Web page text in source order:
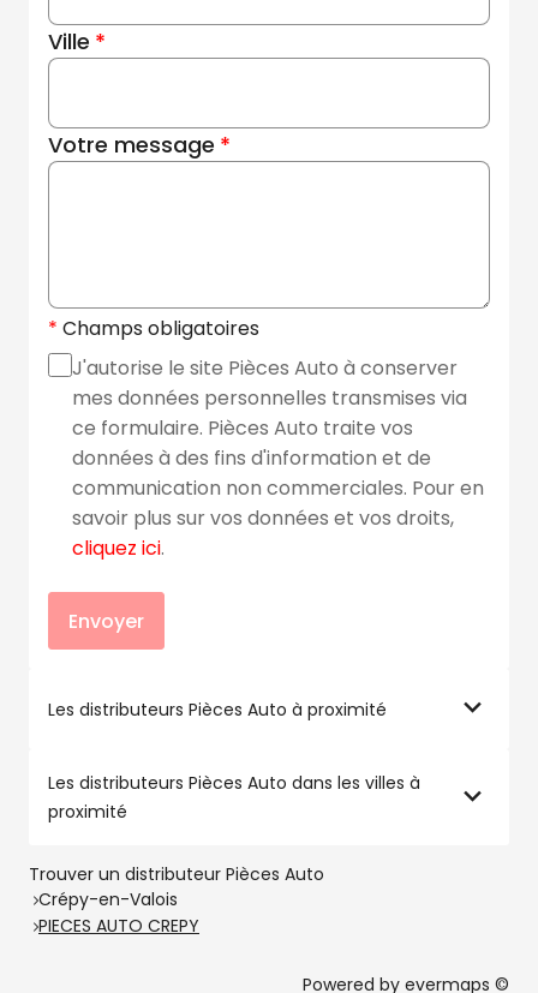
Ville
Votre message
Champs obligatoires
J'autorise le site Pièces Auto à conserver
mes données personnelles transmises via
ce formulaire. Pièces Auto traite vos
données à des fins d'information et de
communication non commerciales. Pour en
savoir plus sur vos données et vos droits,
cliquez ici.
Envoyer
Les distributeurs Pièces Auto à proximité
Les distributeurs Pièces Auto dans les villes à
proximité
Trouver un distributeur Pièces Auto
Crépy-en-Valois
PIECES AUTO CREPY
Powered by evermaps ©